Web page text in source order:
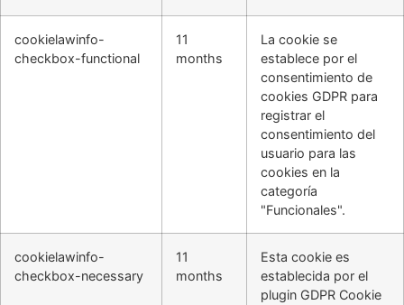
cookielawinfo-
checkbox-functional
11
months
La cookie se
establece por el
consentimiento de
cookies GDPR para
registrar el
consentimiento del
usuario para las
cookies en la
categoría
"Funcionales".
cookielawinfo-
checkbox-necessary
11
months
Esta cookie es
establecida por el
plugin GDPR Cookie